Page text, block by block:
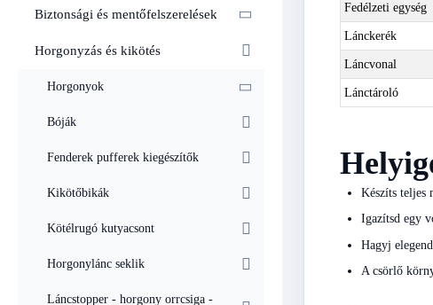
Biztonsági és mentőfelszerelések
Horgonyzás és kikötés
Horgonyok
Bóják
Fenderek pufferek kiegészítők
Kikötőbikák
Kötélrugó kutyacsont
Horgonylánc seklik
Láncstopper - horgony orrcsiga -
Fedélzeti egység
Lánckerék
Láncvonal
Lánctároló
Készíts teljes
Igazítsd egy
Hagyj
A csörlő